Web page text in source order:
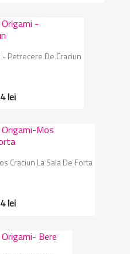
Petrecere De Craciun
lei
Craciun La Sala De Forta
lei